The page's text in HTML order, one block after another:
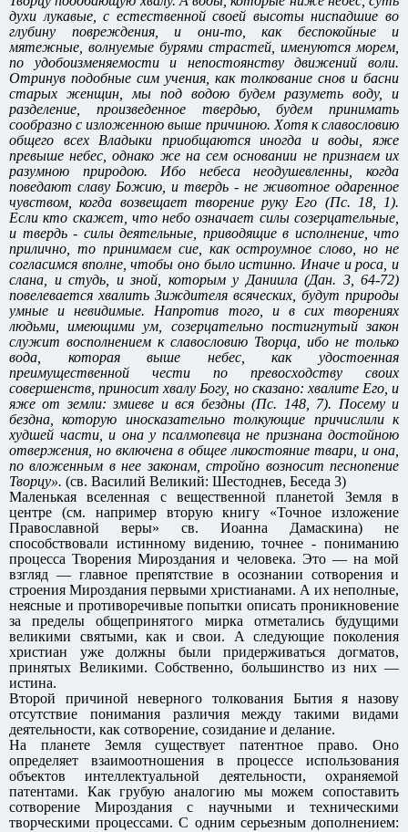
духи лукавые, с естественной своей высоты ниспадшие во
глубину повреждения, и они-то, как беспокойные и
мятежные, волнуемые бурями страстей, именуются морем,
по удобоизменяемости и непостоянству движений воли.
Отринув подобные сим учения, как толкование снов и басни
старых женщин, мы под водою будем разуметь воду, и
разделение, произведенное твердью, будем принимать
сообразно с изложенною выше причиною. Хотя к славословию
общего всех Владыки приобщаются иногда и воды, яже
превыше небес, однако же на сем основании не признаем их
разумною природою. Ибо небеса неодушевленны, когда
поведают славу Божию, и твердь - не животное одаренное
чувством, когда возвещает творение руку Его (Пс. 18, 1).
Если кто скажет, что небо означает силы созерцательные,
и твердь - силы деятельные, приводящие в исполнение, что
прилично, то принимаем cиe, как остроумное слово, но не
согласимся вполне, чтобы оно было истинно. Иначе и роса, и
слана, и студь, и зной, которым у Даниила (Дан. 3, 64-72)
повелевается хвалить Зиждителя всяческих, будут природы
умные и невидимые. Напротив того, и в сих творениях
людьми, имеющими ум, созерцательно постигнутый закон
служит восполнением к славословию Творца, ибо не только
вода, которая выше небес, как удостоенная
преимущественной чести по превосходству своих
совершенств, приносит хвалу Богу, но сказано: хвалите Его, и
яже от земли: змиеве и вся бездны (Пс. 148, 7). Посему и
бездна, которую иносказательно толкующие причислили к
худшей части, и она у псалмопевца не признана достойною
отвержения, но включена в общее ликостояние твари, и она,
по вложенным в нее законам, стройно возносит песнопение
Творцу». (св. Василий Великий: Шестоднев, Беседа 3)
Маленькая вселенная с вещественной планетой Земля в
центре (см. например вторую книгу «Точное изложение
Православной веры» св. Иоанна Дамаскина) не
способствовали истинному видению, точнее - пониманию
процесса Творения Мироздания и человека. Это — на мой
взгляд — главное препятствие в осознании сотворения и
строения Мироздания первыми христианами. А их неполные,
неясные и противоречивые попытки описать проникновение
за пределы общепринятого мирка отметались будущими
великими святыми, как и свои. А следующие поколения
христиан уже должны были придерживаться догматов,
принятых Великими. Собственно, большинство из них —
истина.
Второй причиной неверного толкования Бытия я назову
отсутствие понимания различия между такими видами
деятельности, как сотворение, созидание и делание.
На планете Земля существует патентное право. Оно
определяет взаимоотношения в процессе использования
объектов интеллектуальной деятельности, охраняемой
патентами. Как грубую аналогию мы можем сопоставить
сотворение Мироздания с научными и техническими
творческими процессами. С одним серьезным дополнением: